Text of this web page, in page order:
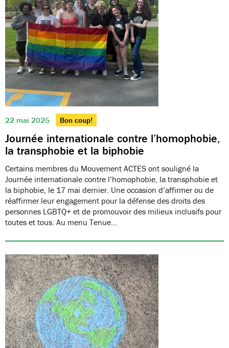
22 mai 2025 Bon coup!
Journée internationale contre l’homophobie,
la transphobie et la biphobie
Certains membres du Mouvement ACTES ont souligné la
Journée internationale contre l’homophobie, la transphobie et
la biphobie, le 17 mai dernier. Une occasion d’affirmer ou de
réaffirmer leur engagement pour la défense des droits des
personnes LGBTQ+ et de promouvoir des milieux inclusifs pour
toutes et tous. Au menu Tenue…